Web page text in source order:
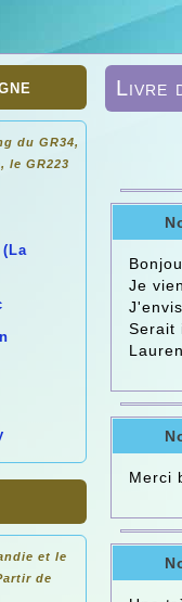
du GR34,
le GR223
et le
de
Livre
Je
Serait
Merci